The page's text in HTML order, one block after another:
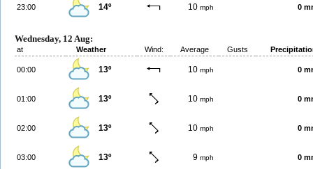
23:00 14º 10 mph 0
Wednesday, 12 Aug:
at Weather Wind: Average Gusts
00:00 13º 10 mph 0
01:00 13º 10 mph 0
02:00 13º 10 mph 0
03:00 13º 9 mph 0